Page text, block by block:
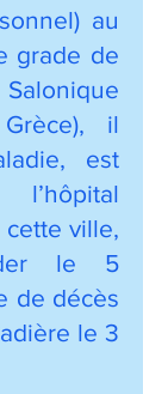
au
grade de
il
est
cette ville,
le 5
de décès
le 3